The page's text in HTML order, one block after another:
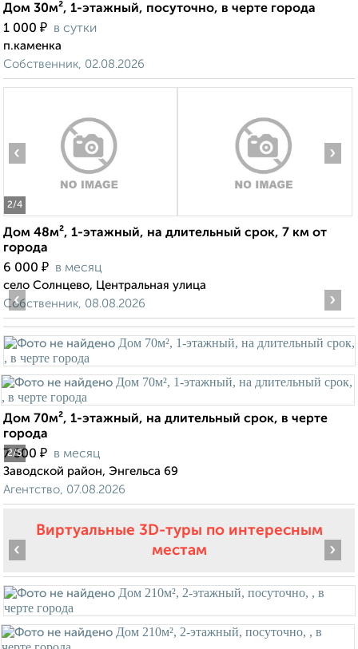
Дом 30м², 1-этажный, посуточно, в черте города
1 000 ₽ в сутки
п.каменка
Собственник, 02.08.2026
2/4
‹ ›
Дом 48м², 1-этажный, на длительный срок, 7 км от
города
6 000 ₽ в месяц
село Солнцево, Центральная улица
Собственник, 08.08.2026
2/5
‹ ›
Дом 70м², 1-этажный, на длительный срок, в черте
города
7 500 ₽ в месяц
Заводской район, Энгельса 69
Агентство, 07.08.2026
Виртуальные 3D-туры по интересным
местам
‹ ›